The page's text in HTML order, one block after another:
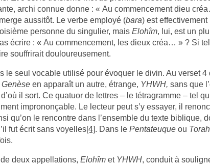
archi connue donne : « Au commencement dieu
aussitôt. Le verbe employé (bara) est effectivement
personne du singulier, mais Elohîm, lui, est un
écrire : « Au commencement, les dieux créa… » ? Si
souffrirait douloureusement.
le seul vocable utilisé pour évoquer le divin. Au verset 4
Genèse en apparaît un autre, étrange, YHWH, sans que
il sort. Ce quatuor de lettres – le tétragramme – tel
imprononçable. Le lecteur peut s’y essayer, il
qu’on le rencontre dans l’ensemble du texte biblique,
fut écrit sans voyelles[4]. Dans le Pentateuque ou Torah
deux appellations, Elohîm et YHWH, conduit à